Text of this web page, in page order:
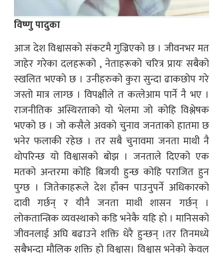
विष्णु पादुका
आज देश विश्वासको संकटमै गुज्रिएको छ । जीवनभर मत
जाहेर गरेका दलहरूको , नेताहरूको चरित्र प्रायः सबैको
स्खलित भएको छ । उनीहरुको कुरा सुन्दा ढाकछोप गरे
जस्तो मात्र लाग्छ । विपक्षीले त कत्लेआम पार्ने नै भए ।
राजनीतिक अस्थिरताको यो भेलमा जो कोहि विश्लेषक
भएको छ । जो कसैले अवको चुनाव जनताको हातमा छ
भनेर फलाकी रहेछ । तर सबै चुनावमा जनता माथी नै
थोपरिन्छ यो विश्वासको बोझ । जनताले दिएको एक
मतको अन्तरमा कोहि बिजयी हुन्छ कोहि पराजित हुन
पुग्छ । जितेकाहरूले देश हाँक्न पाउनुपर्ने अधिकारको
दावी गर्छन् र यीनै जनता माथी शासन गर्छन् ।
लोकतान्त्रिक व्यवस्थाको कडि भनेकै यहि हो । मानिसको
जीवनलाई अघि बढाउने शक्ति धेरै हुन्छन् ।तर तिनमध्ये
सबैभन्दा मौलिक शक्ति हो विश्वास। विश्वास भनेको केवल